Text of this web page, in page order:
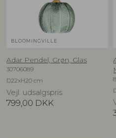
BLOOMINGVILLE
Adar Pendel, Grøn, Glas
30706089
D22xH20 cm
Vejl. udsalgspris
799,00 DKK